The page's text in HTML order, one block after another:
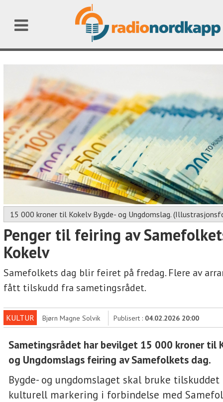
15 000 kroner til Kokelv Bygde- og Ungdomslag.
Penger til feiring av
Kokelv
Samefolkets dag blir feiret på fredag. Flere av
fått tilskudd fra sametingsrådet.
KULTUR Bjørn Magne Solvik Publisert : 04.02.2026 20:00
Sametingsrådet har bevilget 15 000 kroner til
og Ungdomslags feiring av Samefolkets dag.
Bygde- og ungdomslaget skal bruke
kulturell markering i forbindelse med